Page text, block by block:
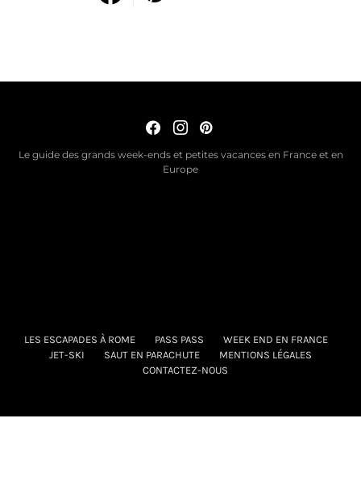
Le guide des grands week-ends et petites vacances en France et en
Europe
LES ESCAPADES À ROME PASS PASS
WEEK END EN FRANCE
JET-SKI
SAUT EN PARACHUTE
MENTIONS LÉGALES
CONTACTEZ-NOUS